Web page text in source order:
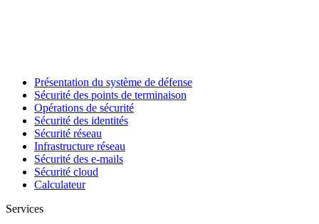
Présentation du système de défense
Sécurité des points de terminaison
Opérations de sécurité
Sécurité des identités
Sécurité réseau
Infrastructure réseau
Sécurité des e-mails
Sécurité cloud
Calculateur
Services